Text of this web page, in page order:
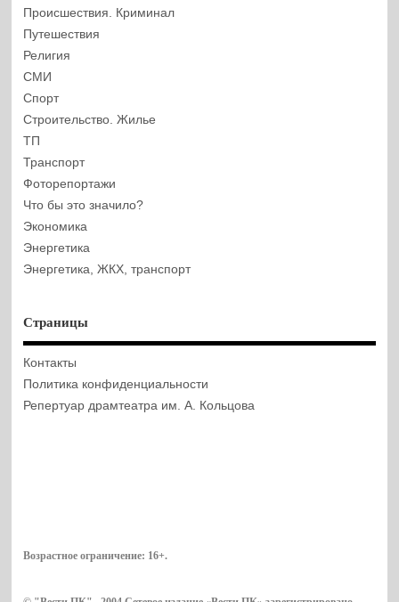
Происшествия. Криминал
Путешествия
Религия
СМИ
Спорт
Строительство. Жилье
ТП
Транспорт
Фоторепортажи
Что бы это значило?
Экономика
Энергетика
Энергетика, ЖКХ, транспорт
Страницы
Контакты
Политика конфиденциальности
Репертуар драмтеатра им. А. Кольцова
Возрастное ограничение: 16+.